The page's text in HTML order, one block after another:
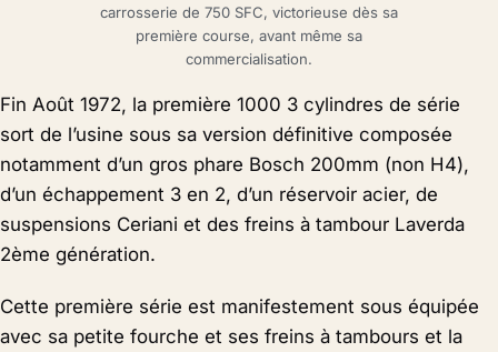
carrosserie de 750 SFC, victorieuse dès sa
première course, avant même sa
commercialisation.
Fin Août 1972, la première 1000 3 cylindres de série
sort de l’usine sous sa version définitive composée
notamment d’un gros phare Bosch 200mm (non H4),
d’un échappement 3 en 2, d’un réservoir acier, de
suspensions Ceriani et des freins à tambour Laverda
2ème génération.
Cette première série est manifestement sous équipée
avec sa petite fourche et ses freins à tambours et la